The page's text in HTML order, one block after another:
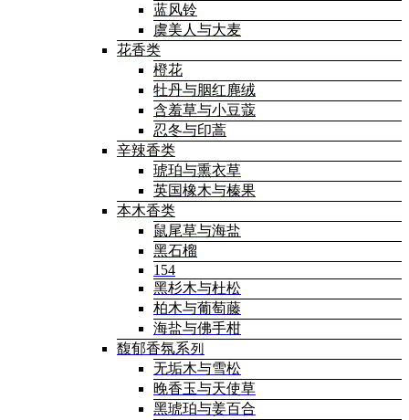
蓝风铃
虞美人与大麦
花香类
橙花
牡丹与胭红麂绒
含羞草与小豆蔻
忍冬与印蒿
辛辣香类
琥珀与熏衣草
英国橡木与榛果
本木香类
鼠尾草与海盐
黑石榴
154
黑杉木与杜松
柏木与葡萄藤
海盐与佛手柑
馥郁香氛系列
无垢木与雪松
晚香玉与天使草
黑琥珀与姜百合